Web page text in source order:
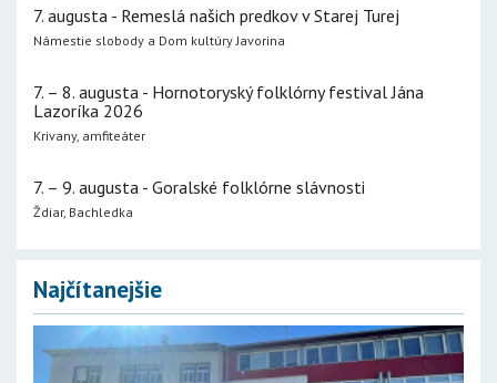
7. augusta - Remeslá našich predkov v Starej Turej
Námestie slobody a Dom kultúry Javorina
7. – 8. augusta - Hornotoryský folklórny festival Jána
Lazoríka 2026
Krivany, amfiteáter
7. – 9. augusta - Goralské folklórne slávnosti
Ždiar, Bachledka
Najčítanejšie